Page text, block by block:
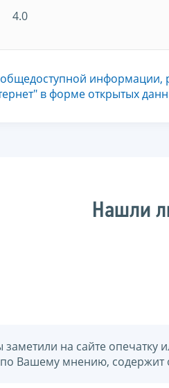
4.0
общедоступной
в форме открытых
Нашли
заметили на сайте
по Вашему мнению,